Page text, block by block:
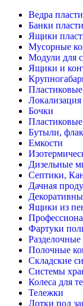
Ведра
Банки
Ящики
Мусорные
Модули для
Ящики и
Бочки
Бутыли,
Емкости
Дизельные
Септики,
Дачная
Ящики из
Фартуки
Разделочные
Полочные
Складские
Системы
Колеса для
Тележки
Лотки под